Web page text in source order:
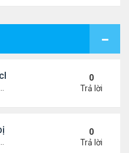
Việt đông kín khách chờ
0
Trả lời
Mỹ trục xuất, Công an
0
Trả lời